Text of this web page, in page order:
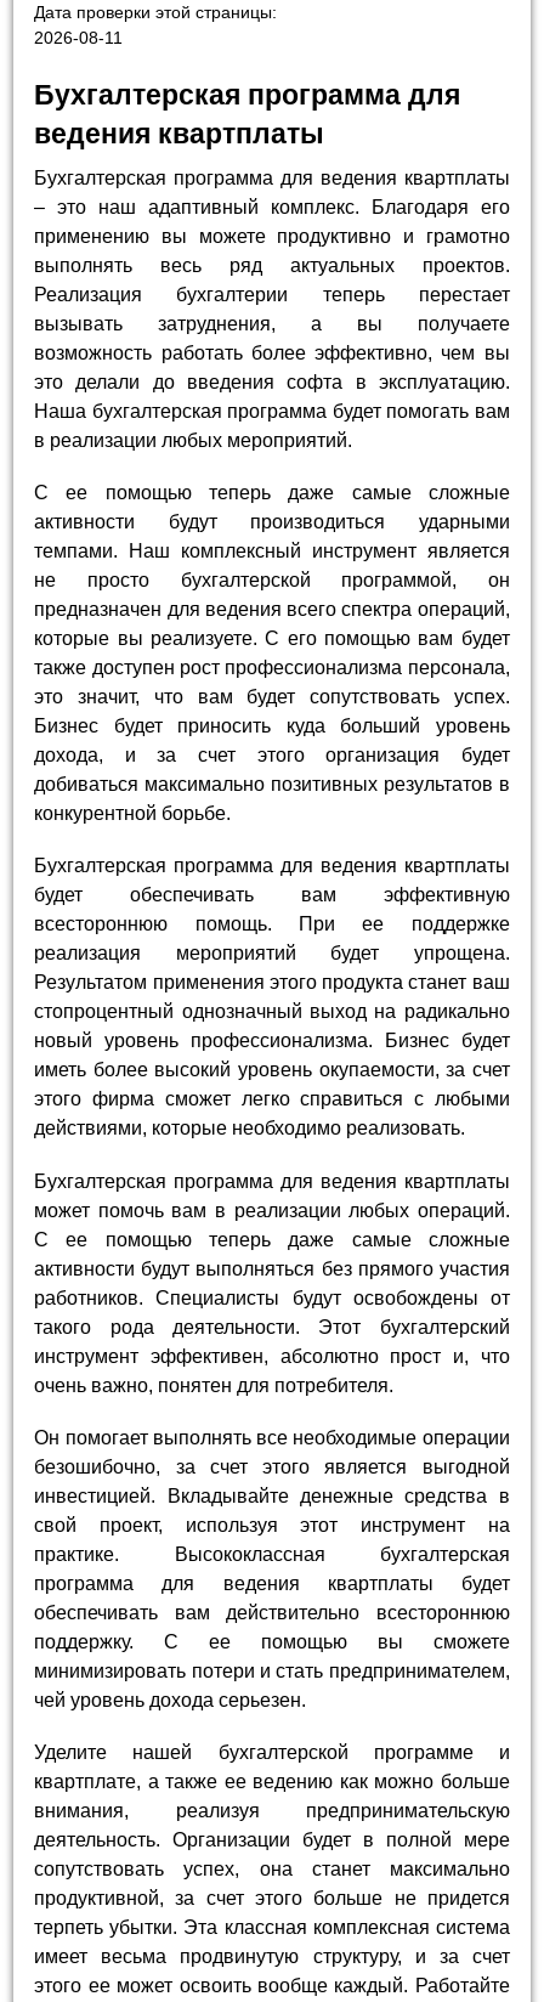
Дата проверки этой страницы:
2026-08-11
Бухгалтерская программа для
ведения квартплаты
Бухгалтерская программа для ведения квартплаты
– это наш адаптивный комплекс. Благодаря его
применению вы можете продуктивно и грамотно
выполнять весь ряд актуальных проектов.
Реализация бухгалтерии теперь перестает
вызывать затруднения, а вы получаете
возможность работать более эффективно, чем вы
это делали до введения софта в эксплуатацию.
Наша бухгалтерская программа будет помогать вам
в реализации любых мероприятий.
С ее помощью теперь даже самые сложные
активности будут производиться ударными
темпами. Наш комплексный инструмент является
не просто бухгалтерской программой, он
предназначен для ведения всего спектра операций,
которые вы реализуете. С его помощью вам будет
также доступен рост профессионализма персонала,
это значит, что вам будет сопутствовать успех.
Бизнес будет приносить куда больший уровень
дохода, и за счет этого организация будет
добиваться максимально позитивных результатов в
конкурентной борьбе.
Бухгалтерская программа для ведения квартплаты
будет обеспечивать вам эффективную
всестороннюю помощь. При ее поддержке
реализация мероприятий будет упрощена.
Результатом применения этого продукта станет ваш
стопроцентный однозначный выход на радикально
новый уровень профессионализма. Бизнес будет
иметь более высокий уровень окупаемости, за счет
этого фирма сможет легко справиться с любыми
действиями, которые необходимо реализовать.
Бухгалтерская программа для ведения квартплаты
может помочь вам в реализации любых операций.
С ее помощью теперь даже самые сложные
активности будут выполняться без прямого участия
работников. Специалисты будут освобождены от
такого рода деятельности. Этот бухгалтерский
инструмент эффективен, абсолютно прост и, что
очень важно, понятен для потребителя.
Он помогает выполнять все необходимые операции
безошибочно, за счет этого является выгодной
инвестицией. Вкладывайте денежные средства в
свой проект, используя этот инструмент на
практике. Высококлассная бухгалтерская
программа для ведения квартплаты будет
обеспечивать вам действительно всестороннюю
поддержку. С ее помощью вы сможете
минимизировать потери и стать предпринимателем,
чей уровень дохода серьезен.
Уделите нашей бухгалтерской программе и
квартплате, а также ее ведению как можно больше
внимания, реализуя предпринимательскую
деятельность. Организации будет в полной мере
сопутствовать успех, она станет максимально
продуктивной, за счет этого больше не придется
терпеть убытки. Эта классная комплексная система
имеет весьма продвинутую структуру, и за счет
этого ее может освоить вообще каждый. Работайте